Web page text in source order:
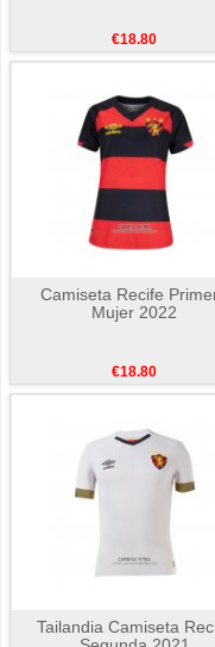
€18.80
Camiseta Recife
Mujer 2022
€18.80
Tailandia Camiseta